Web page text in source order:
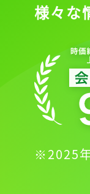
様々な
※2025